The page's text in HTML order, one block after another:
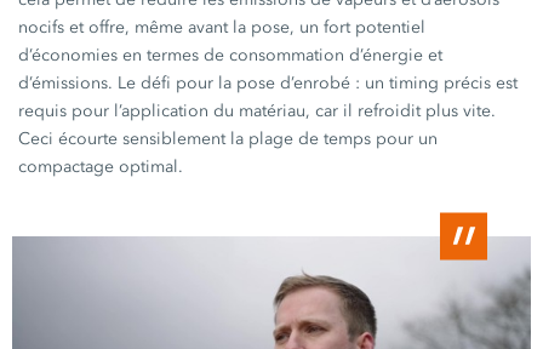
nocifs et offre, même avant la pose, un fort potentiel
d’économies en termes de consommation d’énergie et
d’émissions. Le défi pour la posed’enrobé : un timing précis est
requis pour l’application du matériau, car il refroidit plus vite.
Ceci écourte sensiblement la plage de temps pour un
compactage optimal.